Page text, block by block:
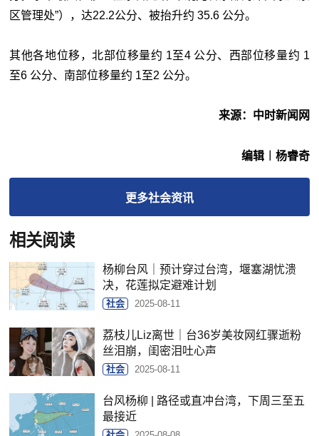
区管理处”），达22.2公分、被抬升约 35.6 公分。
其他各地位移，北部位移量约 1至4 公分、西部位移量约 1
至6 公分、南部位移量约 1至2 公分。
来源：中时新闻网
编辑︱杨睿奇
更多社会资讯
相关阅读
杨柳台风｜预计穿过台湾，堰塞湖忧溃
决，花莲拟定避难计划
社会 2025-08-11
荔枝儿Liz离世｜台36岁美妆网红骤逝粉
丝泪崩，闺密泪吐心声
社会 2025-08-11
台风杨柳 | 路径或直冲台湾，下周三至五
最接近